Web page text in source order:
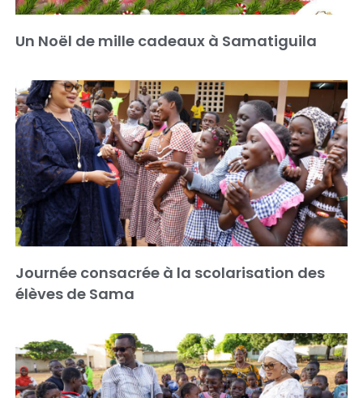
Un Noël de mille cadeaux à Samatiguila
Journée consacrée à la scolarisation des
élèves de Sama